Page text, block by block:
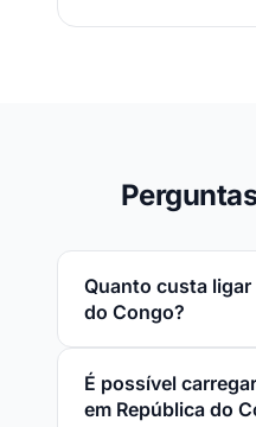
Quanto custa ligar
do Congo?
É possível
em República do